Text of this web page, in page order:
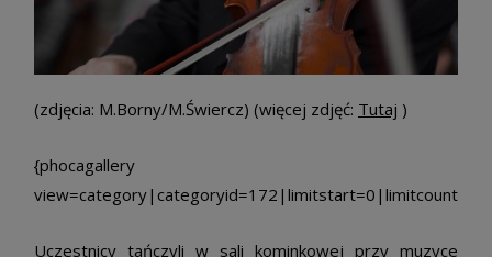
(zdjęcia: M.Borny/M.Świercz) (więcej zdjęć: Tutaj )
{phocagallery
Uczestnicy tańczyli w sali kominkowej przy muzyce